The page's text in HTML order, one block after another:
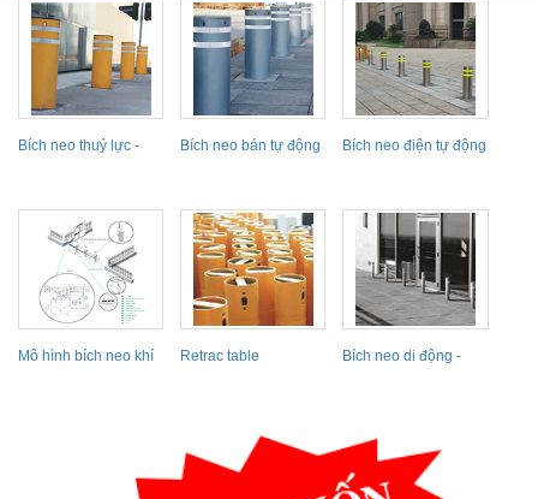
Bích neo thuỷ lực -
Bích neo bán tự động
Bích neo điện tự động
Mô hình bích neo khí
Retrac table
Bích neo di động -